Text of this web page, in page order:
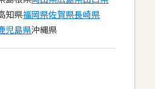
知県福岡県佐賀県長崎県
児島県沖縄県